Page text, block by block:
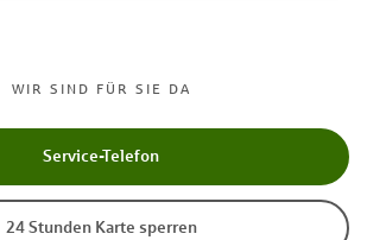
WIR SIND FÜR SIE DA
Service-Telefon
24 Stunden Karte sperren